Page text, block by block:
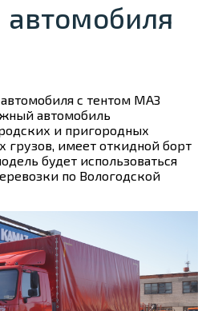
автомобиля
с тентом МАЗ
автомобиль
и пригородных
грузов, имеет откидной борт
будет использоваться
по Вологодской